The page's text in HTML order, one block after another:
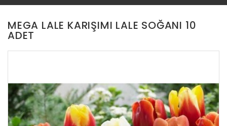
MEGA LALE KARIŞIMI LALE SOĞANI 10
ADET